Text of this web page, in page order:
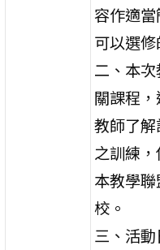
容作適
可以選修
二、本
關課程
教師了
之訓練
本教學
校。
三、活